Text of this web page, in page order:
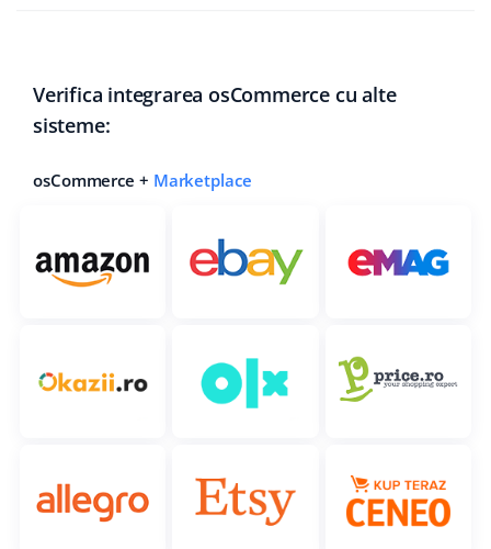
Verifica integrarea osCommerce cu alte
sisteme:
osCommerce + Marketplace